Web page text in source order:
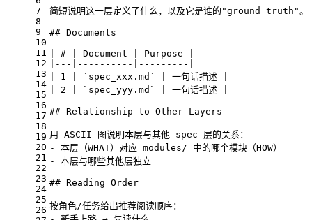
7
8
9
10
11
12
13
14
15
16
17
18
19
20
21
22
23
24
25
26
简短说明这一层定义了什么，以及它是谁的"ground truth"。
## Documents
| # | Document | Purpose |
|---|----------|---------|
| 1 |
`spec_xxx.md`
| 一句话描述 |
| 2 |
`spec_yyy.md` | 一句话描述 |
## Relationship to Other Layers
用 ASCII 图说明本层与其他 spec 层的关系：
-
本层（WHAT）对应 modules/ 中的哪个模块（HOW）
-
本层与哪些其他层独立
## Reading Order
按角色/任务给出推荐阅读顺序：